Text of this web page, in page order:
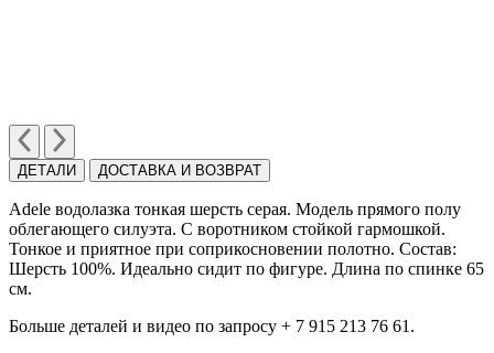
ДЕТАЛИ ДОСТАВКА И ВОЗВРАТ
Adelе водолазка тонкая шерсть серая. Модель прямого полу
облегающего силуэта. C воротником стойкой гармошкой.
Тонкое и приятное при соприкосновении полотно. Cостав:
Шерсть 100%. Идеально сидит по фигуре. Длина по спинке 65
см.
Больше деталей и видео по запросу + 7 915 213 76 61.